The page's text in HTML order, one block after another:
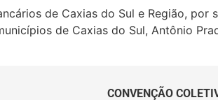
de Caxias do Sul e Região, por
de Caxias do Sul, Antônio
CONVENÇÃO